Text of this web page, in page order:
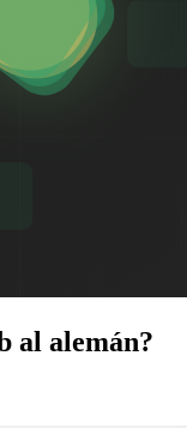
al alemán?